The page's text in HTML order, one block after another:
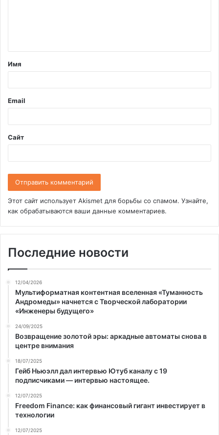
т
а
й
*
Имя
Email
Сайт
Этот сайт использует Akismet для борьбы со спамом. Узнайте,
как обрабатываются ваши данные комментариев.
Последние новости
12/04/2026
Мультиформатная контентная вселенная «Туманность
Андромеды» начнется с Творческой лаборатории
«Инженеры будущего»
24/09/2025
Возвращение золотой эры: аркадные автоматы снова в
центре внимания
18/07/2025
Гейб Ньюэлл дал интервью Ютуб каналу с 19
подписчиками — интервью настоящее.
12/07/2025
Freedom Finance: как финансовый гигант инвестирует в
технологии
12/07/2025